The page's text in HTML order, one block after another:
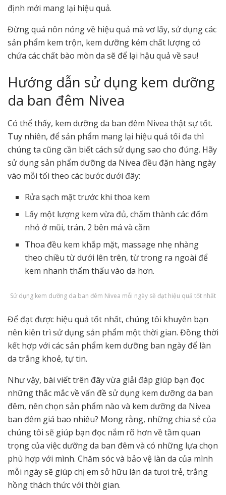
định mới mang lại hiệu quả.
Đừng quá nôn nóng về hiệu quả mà vơ lấy, sử dụng các
sản phẩm kem trộn, kem dưỡng kém chất lượng có
chứa các chất bào mòn da sẽ để lại hậu quả về sau!
Hướng dẫn sử dụng kem dưỡng
da ban đêm Nivea
Có thể thấy, kem dưỡng da ban đêm Nivea thật sự tốt.
Tuy nhiên, để sản phẩm mang lại hiệu quả tối đa thì
chúng ta cũng cần biết cách sử dụng sao cho đúng. Hãy
sử dụng sản phẩm dưỡng da Nivea đều đặn hàng ngày
vào mỗi tối theo các bước dưới đây:
Rửa sạch mặt trước khi thoa kem
Lấy một lượng kem vừa đủ, chấm thành các đốm
nhỏ ở mũi, trán, 2 bên má và cằm
Thoa đều kem khắp mặt, massage nhẹ nhàng
theo chiều từ dưới lên trên, từ trong ra ngoài để
kem nhanh thẩm thấu vào da hơn.
Sử dụng kem dưỡng da ban đêm Nivea mỗi ngày sẽ đạt hiệu quả tốt nhất
Để đạt được hiệu quả tốt nhất, chúng tôi khuyên bạn
nên kiên trì sử dụng sản phẩm một thời gian. Đồng thời
kết hợp với các sản phẩm kem dưỡng ban ngày để làn
da trắng khoẻ, tự tin.
Như vậy, bài viết trên đây vừa giải đáp giúp bạn đọc
những thắc mắc về vấn đề sử dụng kem dưỡng da ban
đêm, nên chọn sản phẩm nào và kem dưỡng da Nivea
ban đêm giá bao nhiêu? Mong rằng, những chia sẻ của
chúng tôi sẽ giúp bạn đọc nắm rõ hơn về tầm quan
trọng của việc dưỡng da ban đêm và có những lựa chọn
phù hợp với mình. Chăm sóc và bảo vệ làn da của mình
mỗi ngày sẽ giúp chị em sở hữu làn da tươi trẻ, trắng
hồng thách thức với thời gian.